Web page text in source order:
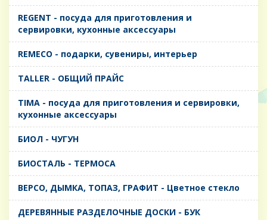
REGENT - посуда для приготовления и
сервировки, кухонные аксессуары
REMECO - подарки, сувениры, интерьер
TALLER - ОБЩИЙ ПРАЙС
TIMA - посуда для приготовления и сервировки,
кухонные аксессуары
БИОЛ - ЧУГУН
БИОСТАЛЬ - ТЕРМОСА
ВЕРСО, ДЫМКА, ТОПАЗ, ГРАФИТ - Цветное стекло
ДЕРЕВЯННЫЕ РАЗДЕЛОЧНЫЕ ДОСКИ - БУК